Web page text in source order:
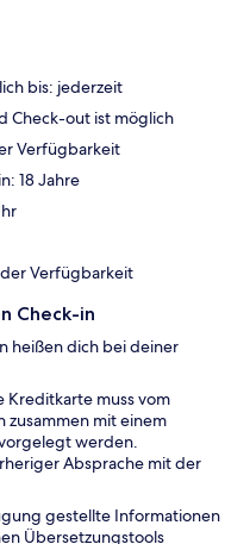
bis: jederzeit
Check-out ist möglich
Verfügbarkeit
18 Jahre
Verfügbarkeit
Check-in
heißen dich bei deiner
Kreditkarte muss vom
zusammen mit einem
werden.
Absprache mit der
gestellte Informationen
Übersetzungstools